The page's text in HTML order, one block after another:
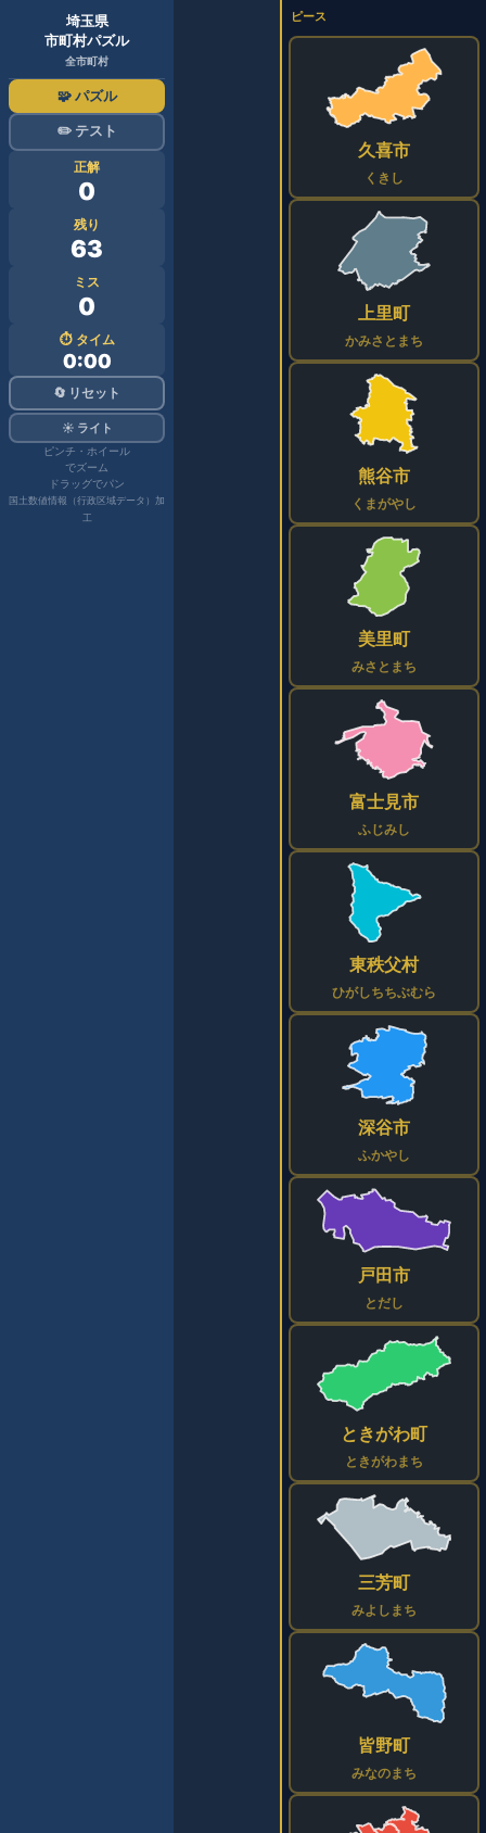
埼玉県
市町村パズル
全市町村
🧩 パズル
✏️ テスト
正解
0
残り
63
ミス
0
⏱ タイム
0:00
🔄 リセット
☀️ ライト
ピンチ・ホイール
でズーム
ドラッグでパン
国土数値情報（行政区域データ）加
工
ピース
久喜市
くきし
上里町
かみさとまち
熊谷市
くまがやし
美里町
みさとまち
富士見市
ふじみし
東秩父村
ひがしちちぶむら
深谷市
ふかやし
戸田市
とだし
ときがわ町
ときがわまち
三芳町
みよしまち
皆野町
みなのまち